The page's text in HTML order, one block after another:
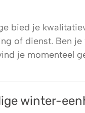
bied je
of dienst. Ben
je momenteel
winter-